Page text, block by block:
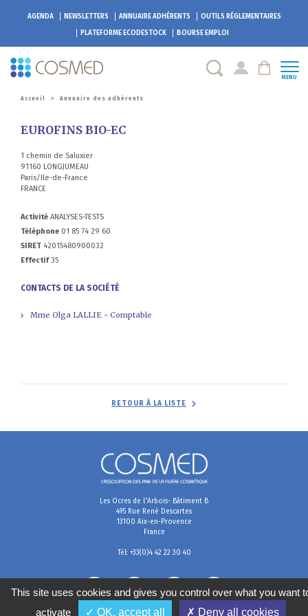
AGENDA NEWSLETTERS ANNUAIRE ADHÉRENTS
OUTILS RÉGLEMENTAIRES
PLATEFORMEECODESTOCK BOURSE EMPLOI
MENU
Accueil > Annuaire des adhérents
EUROFINS BIO-EC
1 chemin de Saluxier
91160 LONGJUMEAU
Paris/Ile-de-France
FRANCE
Activité ANALYSES-TESTS
Téléphone 01 85 74 29 60
SIRET 42015480900032
Effectif35
CONTACTS DE LA SOCIÉTÉ
Mme Olga LALLIE - Comptable
RETOUR À LA LISTE
Les Ocres de l'Arbois- Bâtiment B
495 Rue René Descartes
13100 Aix-en-Provence
France
Tél: +33(0)4 42 22 30 40
This site uses cookies and gives you control over what you want
activate
✓ OK, accept all ✗ Deny all cookies